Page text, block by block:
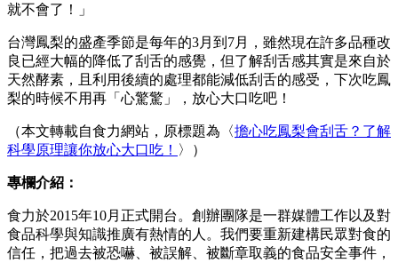
就不會了！」
台灣鳳梨的盛產季節是每年的3月到7月，雖然現在許多品種改
良已經大幅的降低了刮舌的感覺，但了解刮舌感其實是來自於
天然酵素，且利用後續的處理都能減低刮舌的感受，下次吃鳳
梨的時候不用再「心驚驚」，放心大口吃吧！
（本文轉載自食力網站，原標題為〈擔心吃鳳梨會刮舌？了解
科學原理讓你放心大口吃！ 〉）
專欄介紹：
食力於2015年10月正式開台。創辦團隊是一群媒體工作以及對
食品科學與知識推廣有熱情的人。我們要重新建構民眾對食的
信任，把過去被恐嚇、被誤解、被斷章取義的食品安全事件，